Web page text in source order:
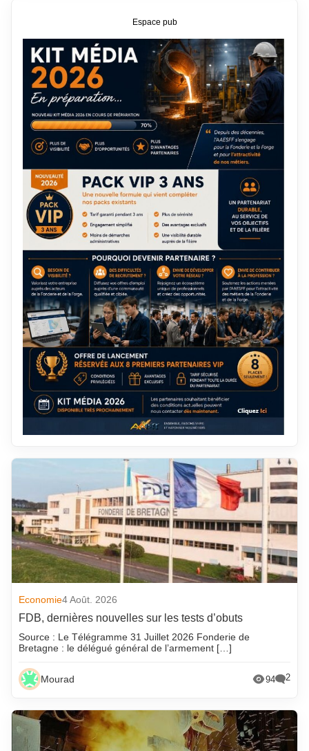
Economie4 Août. 2026
FDB, dernières nouvelles sur les tests d’obuts
Source : Le Télégramme 31 Juillet 2026 Fonderie de
Bretagne : le délégué général de l’armement […]
Mourad 94 2
Espace pub